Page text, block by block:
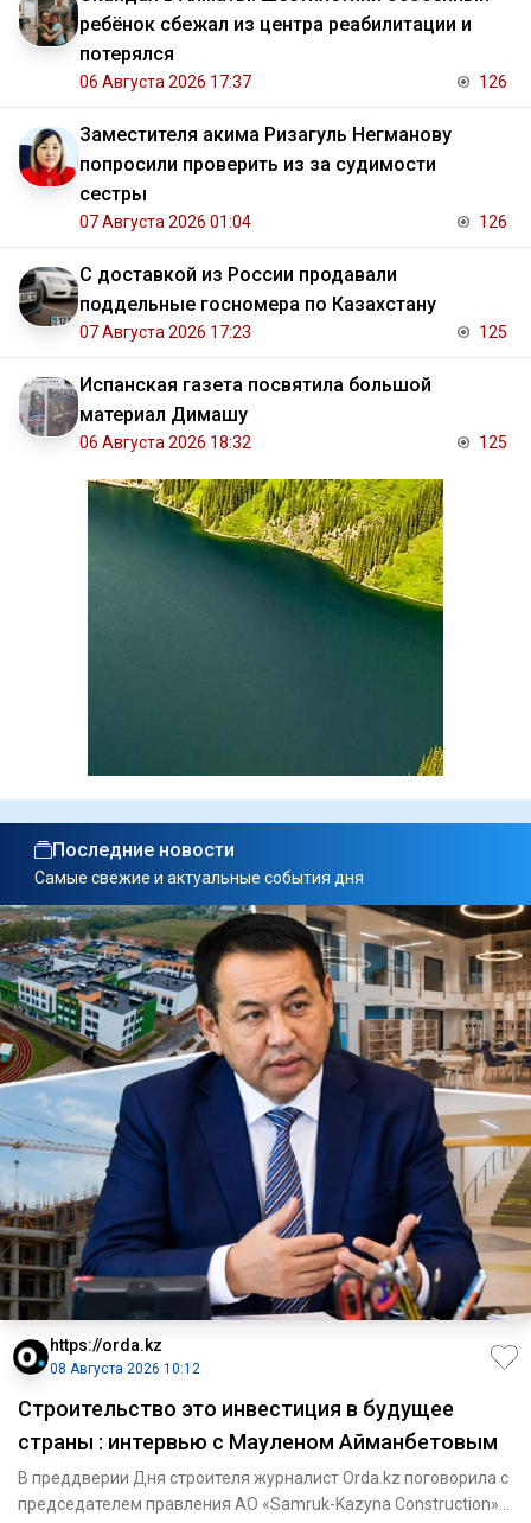
ребёнок сбежал из центра реабилитации и
потерялся
06 Августа 2026 17:37 126
Заместителя акима Ризагуль Негманову
попросили проверить из за судимости
сестры
07 Августа 2026 01:04 126
С доставкой из России продавали
поддельные госномера по Казахстану
07 Августа 2026 17:23 125
Испанская газета посвятила большой
материал Димашу
06 Августа 2026 18:32 125
Последние новости
Самые свежие и актуальные события дня
https://orda.kz
08 Августа 2026 10:12
Строительство это инвестиция в будущее
страны : интервью с Мауленом Айманбетовым
В преддверии Дня строителя журналист Orda.kz поговорила с
председателем правления АО «Samruk-Kazyna Construction»